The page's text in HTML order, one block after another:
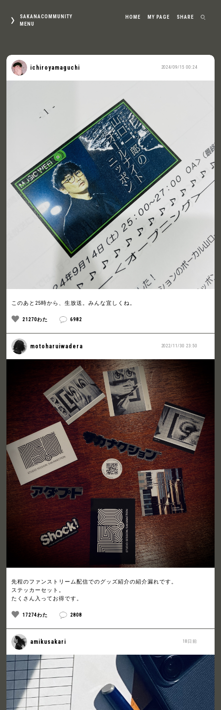
SAKANACOMMUNITY
MENU
HOME MY PAGE SHARE
2024/09/15 00:24
ichiroyamaguchi
このあと25時から、生放送。みんな宜しくね。
21270わた 6982
2022/11/30 23:50
motoharuiwadera
先程のファンストリーム配信でのグッズ紹介の紹介漏れです。
ステッカーセット。
たくさん入ってお得です。
17274わた 2808
18日前
amikusakari